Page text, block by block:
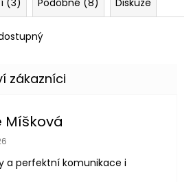
(3) Podobné (8) Diskuze
Míšková
obchodu je 5 z 5 hvězdiček.
a perfektní komunikace i